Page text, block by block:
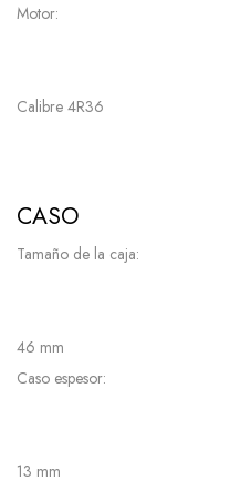
Motor:
Calibre 4R36
CASO
Tamaño de la caja:
46 mm
Caso espesor:
13 mm